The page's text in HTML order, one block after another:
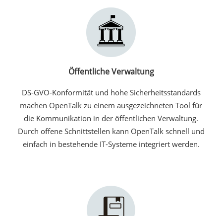
Öffentliche Verwaltung
DS-GVO-Konformität und hohe Sicherheitsstandards
machen OpenTalk zu einem ausgezeichneten Tool für
die Kommunikation in der öffentlichen Verwaltung.
Durch offene Schnittstellen kann OpenTalk schnell und
einfach in bestehende IT-Systeme integriert werden.